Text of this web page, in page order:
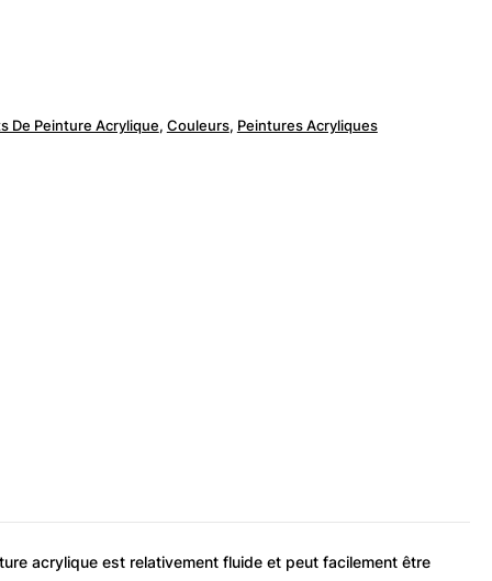
De Peinture Acrylique, Couleurs, Peintures Acryliques
acrylique est relativement fluide et peut facilement être